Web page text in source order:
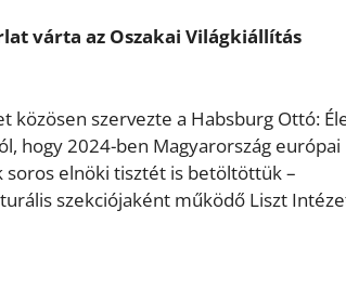
várta az Oszakai Világkiállítás
közösen szervezte a Habsburg Ottó:
hogy 2024-ben Magyarország európai
soros elnöki tisztét is betöltöttük –
szekciójaként működő Liszt